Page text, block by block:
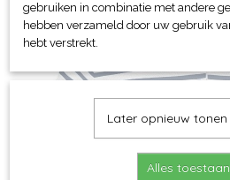
gebruiken in combinatie met andere
hebben verzameld door uw gebruik
hebt verstrekt.
Later opnieuw tonen
Alles toestaan